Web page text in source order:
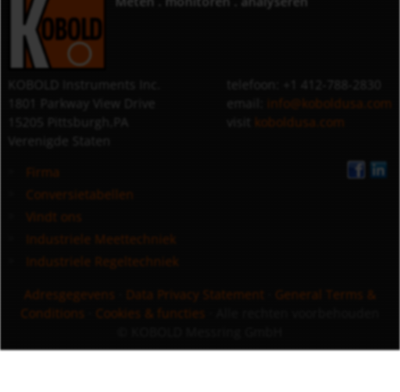
info@koboldusa.com
koboldusa.com
Firma
Conversietabellen
Vindt ons
Industriele Meettechniek
Industriele Regeltechniek
Adresgegevens
Data Privacy Statement
General Terms &
Conditions
Cookies & functies